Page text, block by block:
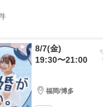
8/7(金)
19:30〜21:00
福岡/博多